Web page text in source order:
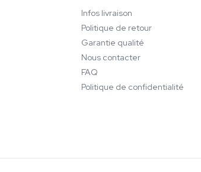
Infos livraison
Politique de retour
Garantie qualité
Nous contacter
FAQ
Politique de confidentialité